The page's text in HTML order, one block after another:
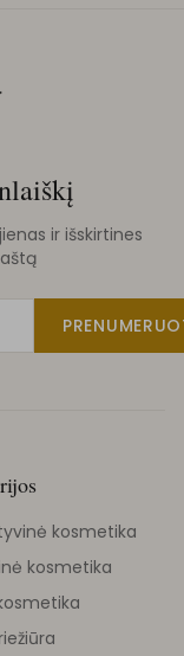
ir išskirtines
kosmetika
kosmetika